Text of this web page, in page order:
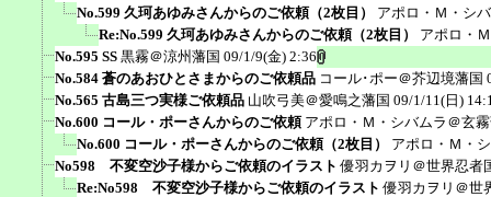
No.599 久珂あゆみさんからのご依頼（2枚目）
アポロ・Ｍ・シ
Re:No.599 久珂あゆみさんからのご依頼（2枚目）
アポロ・
No.595 SS 黒霧＠涼州藩国 09/1/9(金) 2:36
No.584 蒼のあおひとさまからのご依頼品 コール･ポー＠芥辺境藩国
No.565 古島三つ実様ご依頼品 山吹弓美＠愛鳴之藩国 09/1/11(日)
No.600 コール・ポーさんからのご依頼 アポロ・Ｍ・シバムラ＠玄
No.600 コール・ポーさんからのご依頼（2枚目）
アポロ・Ｍ・
No598 不変空沙子様からご依頼のイラスト 優羽カヲリ＠世界忍者
Re:No598 不変空沙子様からご依頼のイラスト 優羽カヲリ＠世